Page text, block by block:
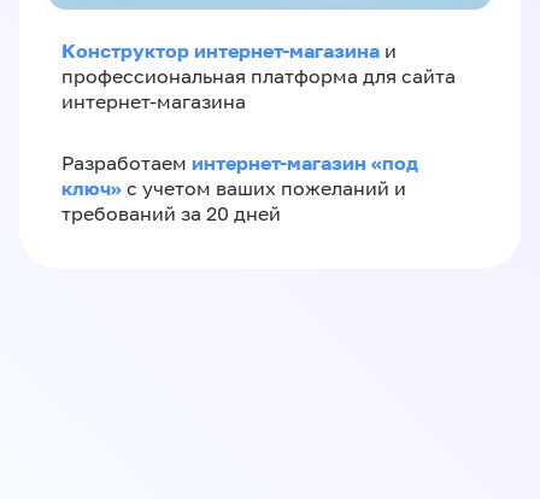
Конструктор интернет-магазина и
профессиональная платформа для сайта
интернет-магазина
Разработаем интернет-магазин «‎под
ключ»‎ с учетом ваших пожеланий и
требований за 20 дней